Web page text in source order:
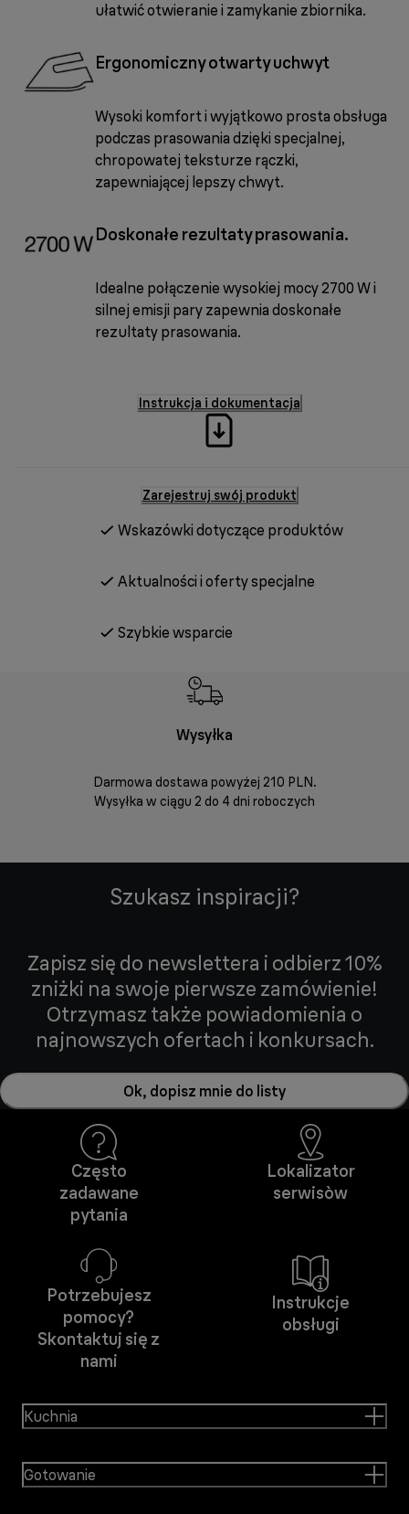
ułatwić otwieranie i zamykanie zbiornika.
Ergonomiczny otwarty uchwyt
Wysoki komfort i wyjątkowo prosta obsługa
podczas prasowania dzięki specjalnej,
chropowatej teksturze rączki,
zapewniającej lepszy chwyt.
Doskonałe rezultaty prasowania.
Idealne połączenie wysokiej mocy 2700 W i
silnej emisji pary zapewnia doskonałe
rezultaty prasowania.
Instrukcja i dokumentacja
Zarejestruj swój produkt
Wskazówki dotyczące produktów
Aktualności i oferty specjalne
Szybkie wsparcie
Wysyłka
Darmowa dostawa powyżej 210 PLN.
Wysyłka w ciągu 2 do 4 dni roboczych
Szukasz inspiracji?
Zapisz się do newslettera i odbierz 10%
zniżki na swoje pierwsze zamówienie!
Otrzymasz także powiadomienia o
najnowszych ofertach i konkursach.
Ok, dopisz mnie do listy
Często
zadawane
pytania
Lokalizator
serwisòw
Potrzebujesz
pomocy?
Skontaktuj się z
nami
Instrukcje
obsługi
Kuchnia
Gotowanie